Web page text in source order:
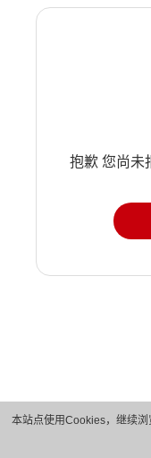
本站点使用Cookies，继续
抱歉 您尚未
版权所有 © 华为技术有限